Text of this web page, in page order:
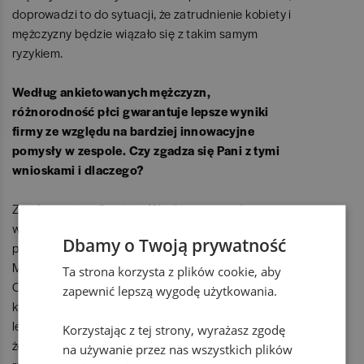
doprowadzi to do sytuacji, że zatrudnienie kobiety i
mężczyzny będzie wiązało się z takim samym
ryzykiem.
Według ankietowanych mężczyzn,
różnorodność płci gwarantuje lepsze wyniki
firmy ze względu na bardziej innowacyjne
pomysły w zespole. Czy zgadza się Pani z tymi
wnioskami i dlaczego?
Zgadzam się całkowicie. Wyniki te są zgodne z
wynikami ankiety Women Matters
przeprowadzonym przez Mc Kinsey oraz z pracą
Michela Ferrari, o których wspominałam wcześniej.
Obydwa badania wykazały, że firmy, w zarządach
których zasiada więcej niż trzy kobiety, prosperują
lepiej i są bardziej innowacyjne. Prawdą jest także,
że firmy te chętniej wdrażają strategię
Dbamy o Twoją prywatność
Ta strona korzysta z plików cookie, aby
zapewnić lepszą wygodę użytkowania.
Korzystając z tej strony, wyrażasz zgodę
na używanie przez nas wszystkich plików